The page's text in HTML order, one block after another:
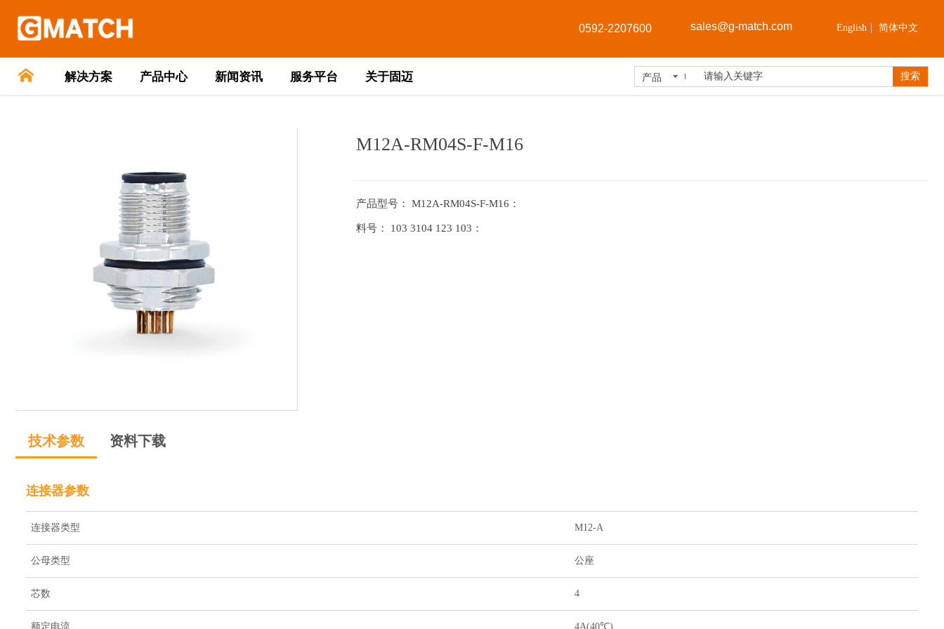
sales@g-match.com English 简体中文
0592-2207600
解决方案 产品中心 新闻资讯 服务平台 关于固迈 产品 搜索
M12A-RM04S-F-M16
产品型号： M12A-RM04S-F-M16ㅤㅤㅤㅤㅤㅤㅤㅤㅤㅤㅤㅤ：
料号： 103 3104 123 103ㅤㅤㅤㅤㅤㅤㅤㅤㅤㅤ：
技术参数 资料下载
连接器参数
连接器类型 M12-A
公母类型 公座
芯数 4
额定电流 4A(40℃)